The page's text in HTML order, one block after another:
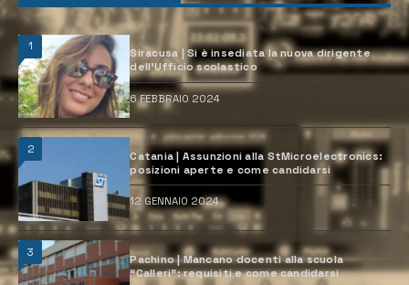
1
Siracusa | Si è insediata la nuova dirigente
dell’Ufficio scolastico
6 FEBBRAIO 2024
2
Catania | Assunzioni alla StMicroelectronics:
posizioni aperte e come candidarsi
12 GENNAIO 2024
3
Pachino | Mancano docenti alla scuola
“Calleri”: requisiti e come candidarsi